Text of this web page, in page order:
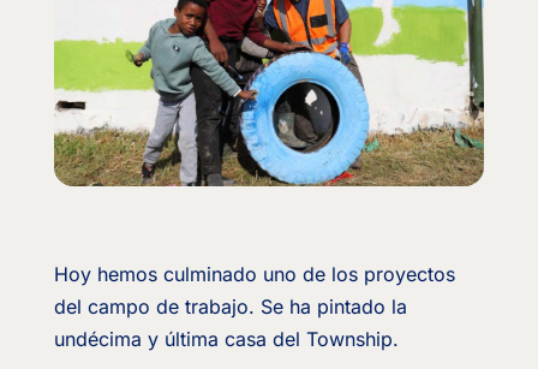
Hoy hemos culminado uno de los proyectos
del campo de trabajo. Se ha pintado la
undécima y última casa del Township.